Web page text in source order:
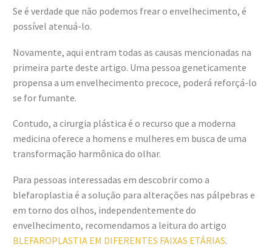
Se é verdade que não podemos frear o envelhecimento, é
possível atenuá-lo.
Novamente, aqui entram todas as causas mencionadas na
primeira parte deste artigo. Uma pessoa geneticamente
propensa a um envelhecimento precoce, poderá reforçá-lo
se for fumante.
Contudo, a cirurgia plástica é o recurso que a moderna
medicina oferece a homens e mulheres em busca de uma
transformação harmônica do olhar.
Para pessoas interessadas em descobrir como a
blefaroplastia é a solução para alterações nas pálpebras e
em torno dos olhos, independentemente do
envelhecimento, recomendamos a leitura do artigo
BLEFAROPLASTIA EM DIFERENTES FAIXAS ETÁRIAS.